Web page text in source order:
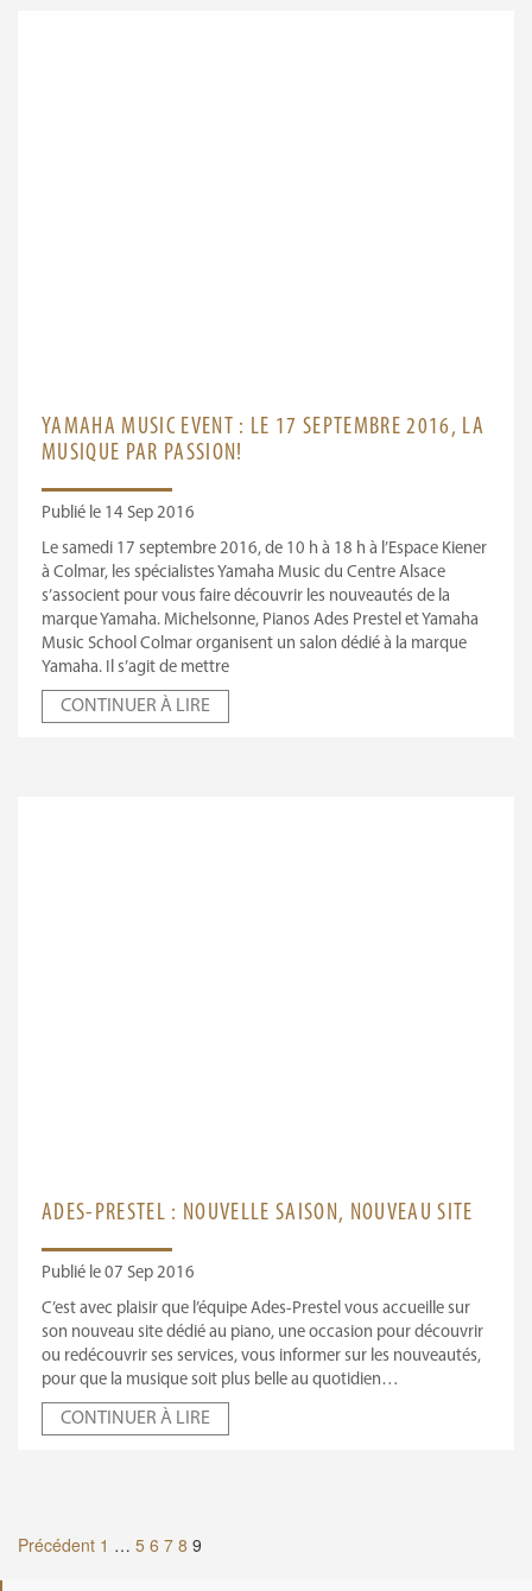
YAMAHA MUSIC EVENT : LE 17 SEPTEMBRE 2016, LA
MUSIQUE PAR PASSION!
Publié le 14 Sep 2016
Le samedi 17 septembre 2016, de 10 h à 18 h à l’Espace Kiener
à Colmar, les spécialistes Yamaha Music du Centre Alsace
s’associent pour vous faire découvrir les nouveautés de la
marque Yamaha. Michelsonne, Pianos Ades Prestel et Yamaha
Music School Colmar organisent un salon dédié à la marque
Yamaha. Il s’agit de mettre
CONTINUER À LIRE
ADES-PRESTEL : NOUVELLE SAISON, NOUVEAU SITE
Publié le 07 Sep 2016
C’est avec plaisir que l’équipe Ades-Prestel vous accueille sur
son nouveau site dédié au piano, une occasion pour découvrir
ou redécouvrir ses services, vous informer sur les nouveautés,
pour que la musique soit plus belle au quotidien…
CONTINUER À LIRE
Pagination
Précédent 1 … 5 6 7 8 9